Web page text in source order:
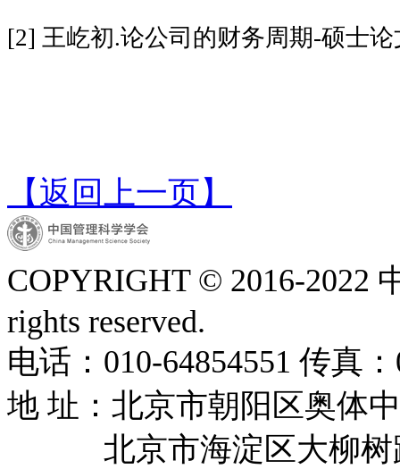
[2] 王屹初.论公司的财务周期-硕士论
【返回上一页】
COPYRIGHT © 2016-2022
rights reserved.
电话：010-64854551 传真
地 址：北京市朝阳区奥体
北京市海淀区大柳树